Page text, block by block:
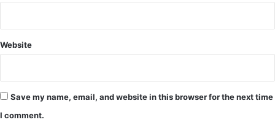
Website
Save my name, email, and website in this browser for the next time
I comment.